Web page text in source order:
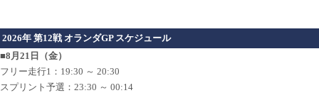
2026年 第12戦 オランダGP スケジュール
■8月21日（金）
フリー走行1：19:30 ～ 20:30
スプリント予選：23:30 ～ 00:14